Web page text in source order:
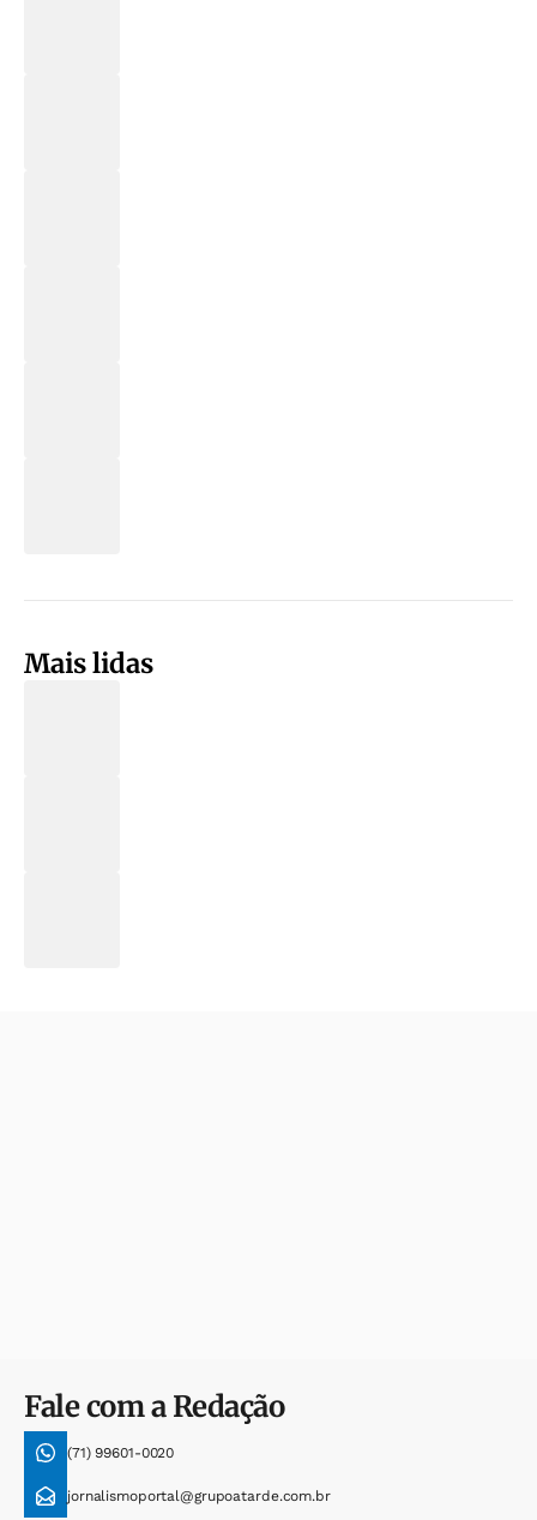
Mais lidas
Fale com a Redação
(71) 99601-0020
jornalismoportal@grupoatarde.com.br